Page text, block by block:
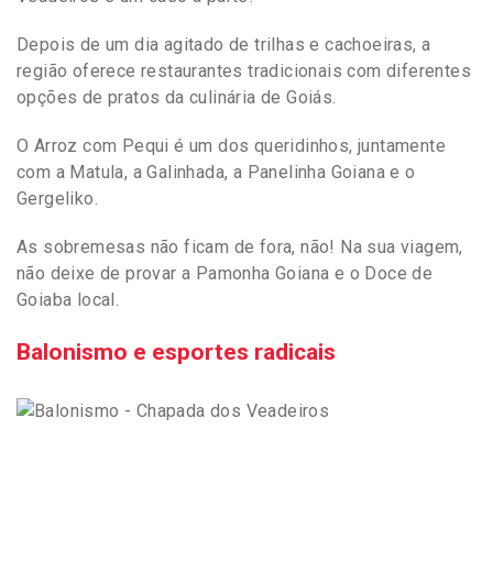
Depois de um dia agitado de trilhas e cachoeiras, a
região oferece restaurantes tradicionais com diferentes
opções de pratos da culinária de Goiás.
O Arroz com Pequi é um dos queridinhos, juntamente
com a Matula, a Galinhada, a Panelinha Goiana e o
Gergeliko.
As sobremesas não ficam de fora, não! Na sua viagem,
não deixe de provar a Pamonha Goiana e o Doce de
Goiaba local.
Balonismo e esportes radicais